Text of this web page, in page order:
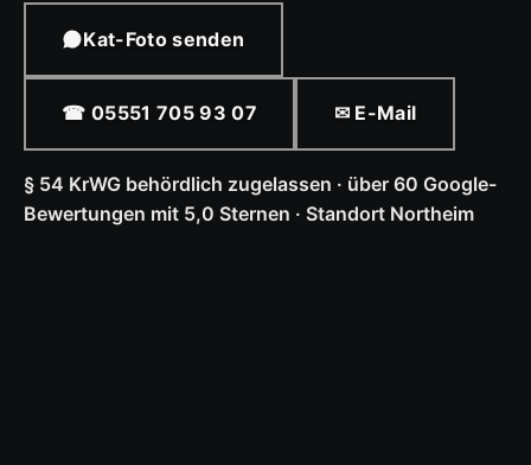
Kat-Foto senden
☎ 05551 705 93 07 ✉ E-Mail
§ 54 KrWG behördlich zugelassen · über 60 Google-
Bewertungen mit 5,0 Sternen · Standort Northeim